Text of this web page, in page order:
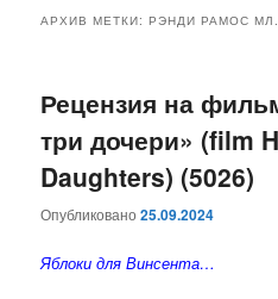
основному
содержимому
дополнительному
содержимому
АРХИВ МЕТКИ:РЭНДИ РАМОС МЛ.
Рецензия на
три дочери» (film
Daughters) (5026)
Опубликовано25.09.2024
Яблоки для Винсента…